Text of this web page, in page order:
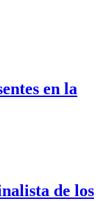
en la
de los